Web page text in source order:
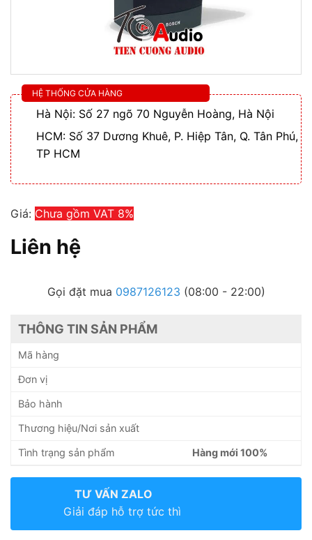
HỆ THỐNG CỬA HÀNG
Hà Nội: Số 27 ngõ 70 Nguyễn Hoàng, Hà Nội
HCM: Số 37 Dương Khuê, P. Hiệp Tân, Q. Tân Phú,
TP HCM
Giá: Chưa gồm VAT 8%
Liên hệ
Gọi đặt mua 0987126123 (08:00 - 22:00)
THÔNG TIN SẢN PHẨM
Mã hàng
Đơn vị
Bảo hành
Thương hiệu/Nơi sản xuất
Tình trạng sản phẩm Hàng mới 100%
TƯ VẤN ZALO
Giải đáp hỗ trợ tức thì